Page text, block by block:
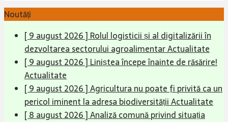
Noutăți
[ 9 august 2026 ] Rolul logisticii și al digitalizării în
dezvoltarea sectorului agroalimentarActualitate
[ 9 august 2026 ] Liniștea începe înainte de răsărire!
Actualitate
[ 9 august 2026 ]Agricultura nu poate fi privită ca un
pericol iminent la adresa biodiversitățiiActualitate
[ 8 august 2026 ]Analiză comună privind situația